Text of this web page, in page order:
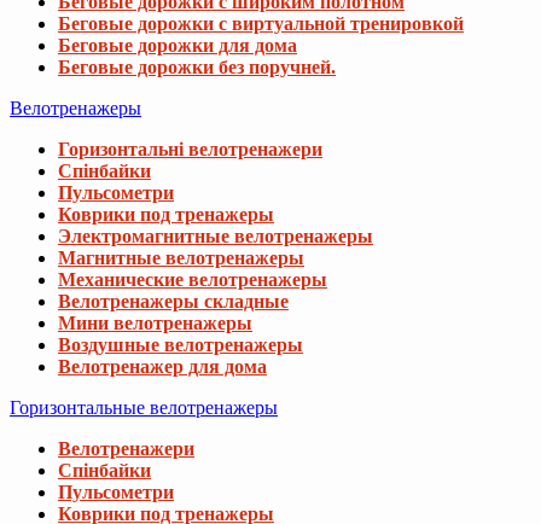
Беговые дорожки с виртуальной тренировкой
Беговые дорожки для дома
Беговые дорожки без поручней.
Велотренажеры
Горизонтальні велотренажери
Спінбайки
Пульсометри
Коврики под тренажеры
Электромагнитные велотренажеры
Магнитные велотренажеры
Механические велотренажеры
Велотренажеры складные
Мини велотренажеры
Воздушные велотренажеры
Велотренажер для дома
Горизонтальные велотренажеры
Велотренажери
Спінбайки
Пульсометри
Коврики под тренажеры